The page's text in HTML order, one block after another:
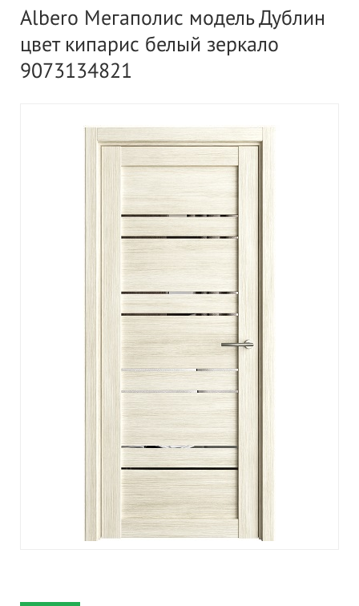
Albero Мегаполис модель Дублин
цвет кипарис белый зеркало
9073134821